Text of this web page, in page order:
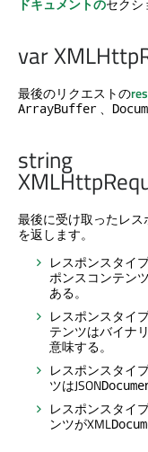
ドキュメントのセクシ
var
最後のリクエストの
ArrayBuffer 、
string
最後に受け取ったレ
を返します。
レスポンスタイ
ポンスコンテン
ある。
レスポンスタイ
テンツはバイナ
意味する。
レスポンスタイ
ツはJSON
レスポンスタイ
ンツがXML